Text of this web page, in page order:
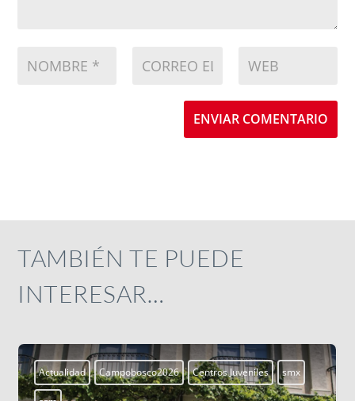
ENVIAR COMENTARIO
TAMBIÉN TE PUEDE
INTERESAR…
Actualidad Campobosco2026 Centros Juveniles smx